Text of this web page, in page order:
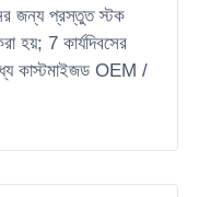
জন্য প্রস্তুত স্টক
হয়; 7 কার্যদিবসের
কাস্টমাইজড OEM /